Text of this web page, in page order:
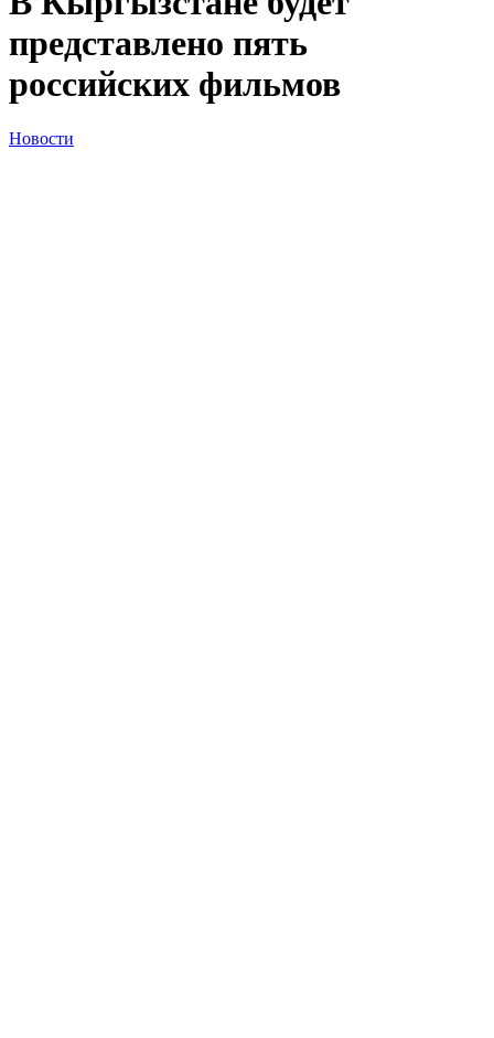
представлено пять
российских фильмов
Новости